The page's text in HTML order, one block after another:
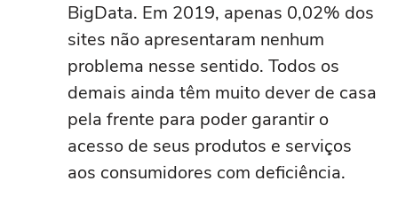
BigData. Em 2019, apenas 0,02% dos
sites não apresentaram nenhum
problema nesse sentido. Todos os
demais ainda têm muito dever de casa
pela frente para poder garantir o
acesso de seus produtos e serviços
aos consumidores com deficiência.